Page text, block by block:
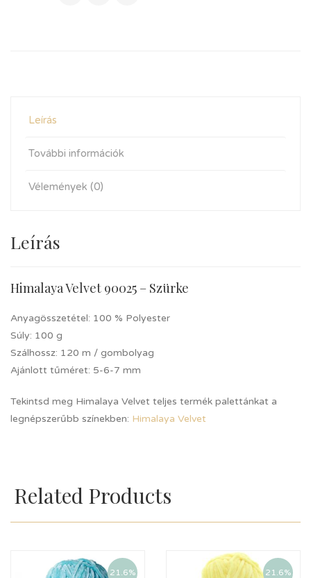
Leírás
További információk
Vélemények (0)
Leírás
Himalaya Velvet 90025 – Szürke
Anyagösszetétel: 100 % Polyester
Súly: 100 g
Szálhossz: 120 m / gombolyag
Ajánlott tűméret: 5-6-7 mm
Tekintsd meg Himalaya Velvet teljes termék palettánkat a
legnépszerűbb színekben: Himalaya Velvet
Related Products
21.6% 21.6%